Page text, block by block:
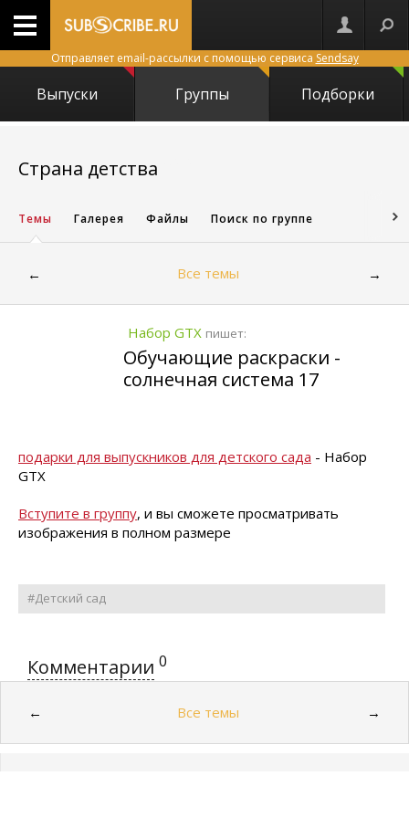
Отправляет email-рассылки с помощью сервиса Sendsay
Выпуски Группы Подборки
Страна детства
Темы Галерея Файлы Поиск по группе
← Все темы →
Набор GTX пишет:
Обучающие раскраски -
солнечная система 17
подарки для выпускников для детского сада - Набор
GTX
Вступите в группу, и вы сможете просматривать
изображения в полном размере
#Детский сад
Комментарии 0
← Все темы →